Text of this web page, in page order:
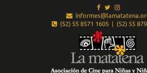
(52) 55 8571 1605 | (52) 55